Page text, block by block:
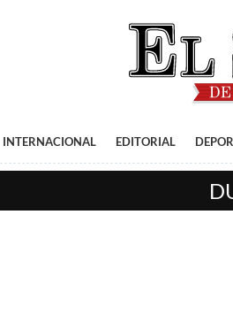
INTERNACIONAL EDITORIAL